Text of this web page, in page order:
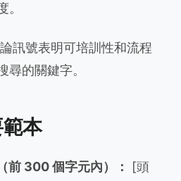
。
訊號表明可培訓性和流程
尋的關鍵字。
本
300 個字元內）： [頭